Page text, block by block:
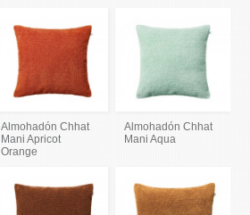
Almohadón Chhat
Mani Apricot
Orange
Almohadón Chhat
Mani Aqua